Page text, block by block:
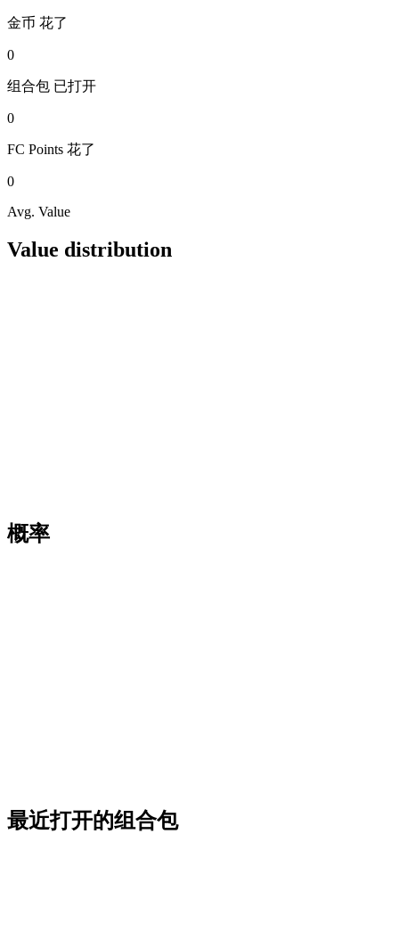
金币 花了
0
组合包 已打开
0
FC Points 花了
0
Avg. Value
Value distribution
概率
最近打开的组合包